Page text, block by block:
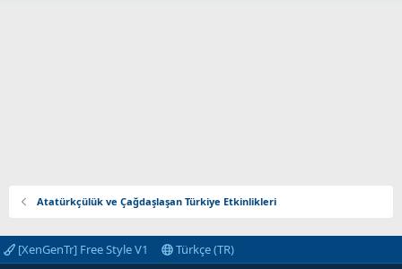
Atatürkçülük ve Çağdaşlaşan Türkiye Etkinlikleri
[XenGenTr] Free Style V1 Türkçe (TR)